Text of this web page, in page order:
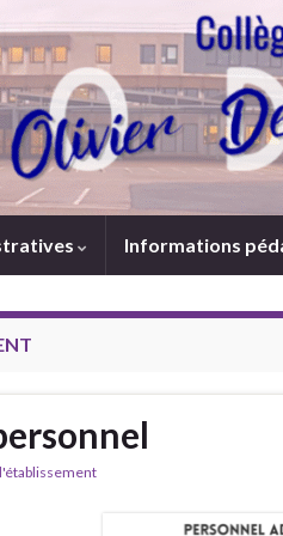
Informations